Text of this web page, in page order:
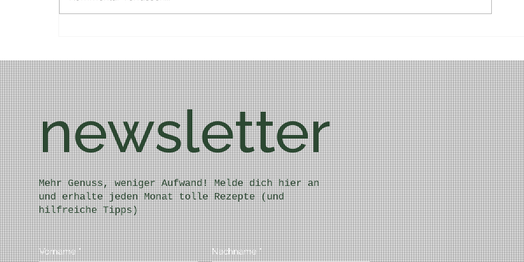
Kürbis
newsletter
Mehr Genuss, weniger Aufwand! Melde dich hier an
und erhalte jeden Monat tolle Rezepte (und
hilfreiche Tipps)
Vorname * Nachname *